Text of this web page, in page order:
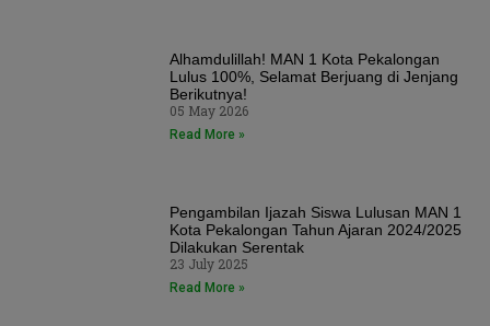
Alhamdulillah! MAN 1 Kota Pekalongan
Lulus 100%, Selamat Berjuang di Jenjang
Berikutnya!
05 May 2026
Read More »
Pengambilan Ijazah Siswa Lulusan MAN 1
Kota Pekalongan Tahun Ajaran 2024/2025
Dilakukan Serentak
23 July 2025
Read More »